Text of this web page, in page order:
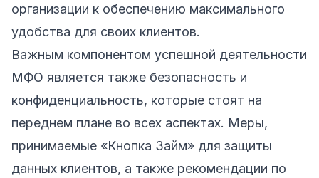
организации к обеспечению максимального
удобства для своих клиентов.
Важным компонентом успешной деятельности
МФО является также безопасность и
конфиденциальность, которые стоят на
переднем плане во всех аспектах. Меры,
принимаемые «Кнопка Займ» для защиты
данных клиентов, а также рекомендации по